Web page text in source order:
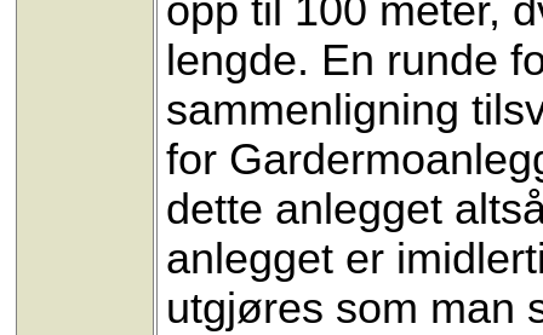
opp til 100 meter,
lengde. En runde
sammenligning
for
dette anlegget
anlegget er
utgjøres som man